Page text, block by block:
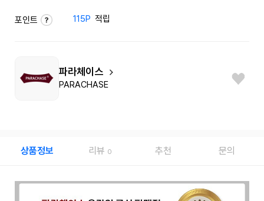
포인트 115P 적립
파라체이스
PARACHASE
상품정보 리뷰 0 추천 문의